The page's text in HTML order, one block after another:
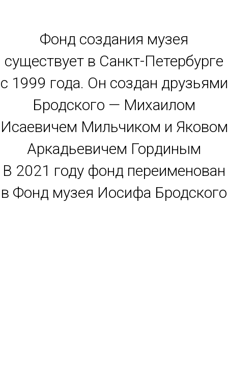
Фонд создания музея
существует в Санкт-Петербурге
с 1999 года. Он создан друзьями
Бродского — Михаилом
Исаевичем Мильчиком и Яковом
Аркадьевичем Гординым
В 2021 году фонд переименован
в Фонд музея Иосифа Бродского